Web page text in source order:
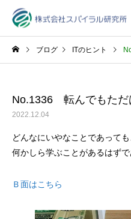
ブログ ITのヒント
No.1336 転んでもただ
2022.12.04
どんなにいやなことであっても
何かしら学ぶことがあるはずで
Ｂ面はこちら